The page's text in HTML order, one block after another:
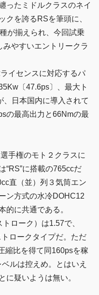
ったミドルクラスのネイ
クを誇るRSを筆頭に、
が揃えられ、今回試乗
みやすいエントリークラ
イセンスに対応するパ
〔47.6ps〕、最大ト
、日本国内に導入されて
の最高出力と66Nmの最
手権のモト２クラスに
“RS”に搭載の765ccだ
直（並）列３気筒エン
ン方式の水冷DOHC12
的に共通である。
ローク）は1.57で、
ロークタイプだ。ただ
縮比を得て同160psを稼
ルは控えめ。とはいえ
に疑いようは無い。